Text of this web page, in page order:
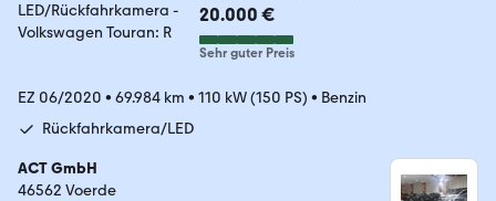
20.000 €
Sehr guter Preis
EZ 06/2020 • 69.984 km • 110 kW (150 PS) • Benzin
Rückfahrkamera/LED
ACT GmbH
46562 Voerde